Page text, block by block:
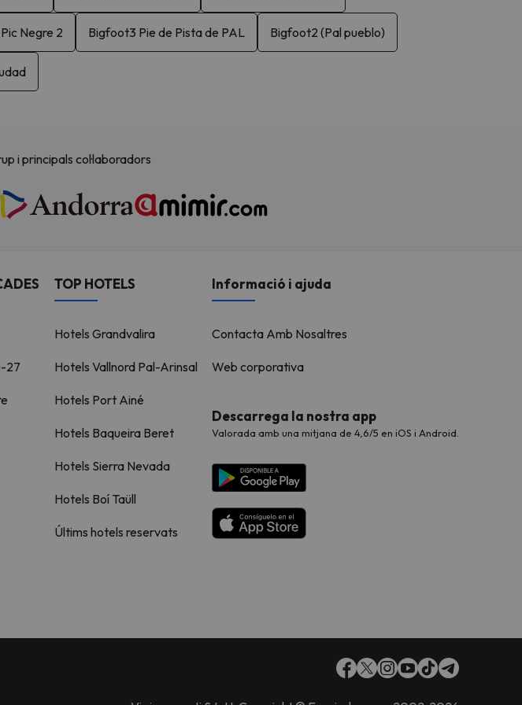
Pic Negre 2 Bigfoot3 Pie de Pista de PAL Bigfoot2 (Pal pueblo)
i principals col·laboradors
27
TOP HOTELS
Hotels Grandvalira
Hotels Vallnord Pal-Arinsal
Hotels Port Ainé
Hotels Baqueira Beret
Hotels Sierra Nevada
Hotels Boí Taüll
Últims hotels reservats
Informació i ajuda
Contacta Amb Nosaltres
Web corporativa
Descarrega la nostra app
Valorada amb una mitjana de 4,6/5 en iOS i Android.